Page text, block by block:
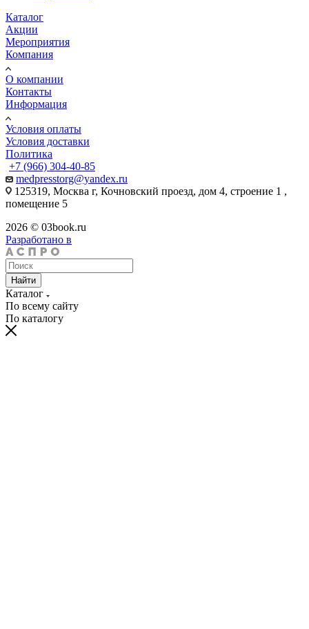
Каталог
Акции
Мероприятия
Компания
О компании
Контакты
Информация
Условия оплаты
Условия доставки
Политика
+7 (966) 304-40-85
medpresstorg@yandex.ru
125319, Москва г, Кочновский проезд, дом 4, строение 1 ,
помещение 5
2026 © 03book.ru
Разработано в
Найти
Каталог
По всему сайту
По каталогу